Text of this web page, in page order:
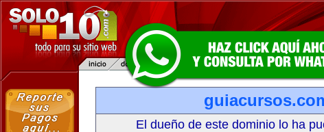
El dueño de este dominio lo ha